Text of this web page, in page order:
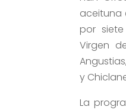
aceituna
por
Virgen
y
La